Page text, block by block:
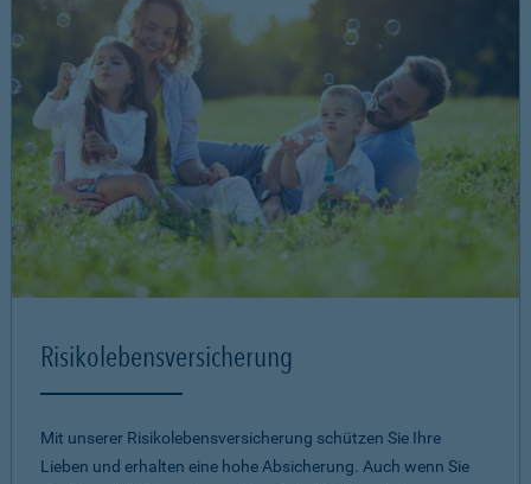
Risikolebensversicherung
Mit unserer Risikolebensversicherung schützen Sie Ihre
Lieben und erhalten eine hohe Absicherung. Auch wenn Sie